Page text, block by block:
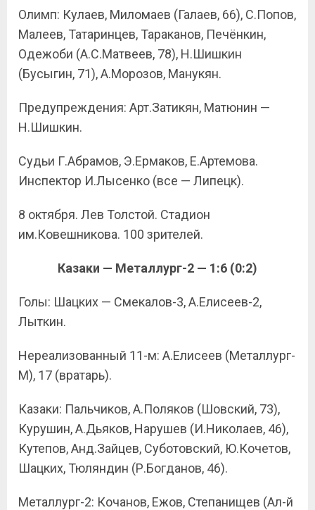
Олимп: Кулаев, Миломаев (Галаев, 66), С.Попов,
Малеев, Татаринцев, Тараканов, Печёнкин,
Одежоби (А.С.Матвеев, 78), Н.Шишкин
(Бусыгин, 71), А.Морозов, Манукян.
Предупреждения: Арт.Затикян, Матюнин —
Н.Шишкин.
Судьи Г.Абрамов, Э.Ермаков, Е.Артемова.
Инспектор И.Лысенко (все — Липецк).
8 октября. Лев Толстой. Стадион
им.Ковешникова. 100 зрителей.
Казаки — Металлург-2 — 1:6 (0:2)
Голы: Шацких — Смекалов-3, А.Елисеев-2,
Лыткин.
Нереализованный 11-м: А.Елисеев (Металлург-
М), 17 (вратарь).
Казаки: Пальчиков, А.Поляков (Шовский, 73),
Курушин, А.Дьяков, Нарушев (И.Николаев, 46),
Кутепов, Анд.Зайцев, Суботовский, Ю.Кочетов,
Шацких, Тюляндин (Р.Богданов, 46).
Металлург-2: Кочанов, Ежов, Степанищев (Ал-й